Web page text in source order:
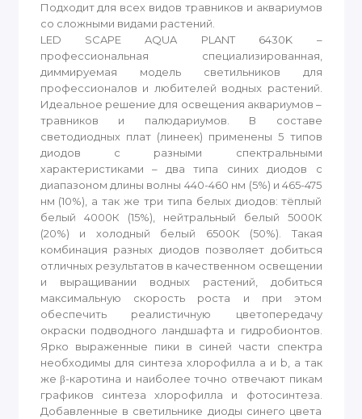
Подходит для всех видов травников и аквариумов
со сложными видами растений.
LED SCAPE AQUA PLANT 6430K –
профессиональная специализированная,
диммируемая модель светильников для
профессионалов и любителей водных растений.
Идеальное решение для освещения аквариумов –
травников и палюдариумов. В составе
светодиодных плат (линеек) применены 5 типов
диодов с разными спектральными
характеристиками – два типа синих диодов с
диапазоном длины волны 440-460 нм (5%) и 465-475
нм (10%), а так же три типа белых диодов: тёплый
белый 4000К (15%), нейтральный белый 5000К
(20%) и холодный белый 6500К (50%). Такая
комбинация разных диодов позволяет добиться
отличных результатов в качественном освещении
и выращивании водных растений, добиться
максимальную скорость роста и при этом
обеспечить реалистичную цветопередачу
окраски подводного ландшафта и гидробионтов.
Ярко выраженные пики в синей части спектра
необходимы для синтеза хлорофилла a и b, а так
же β-каротина и наиболее точно отвечают пикам
графиков синтеза хлорофилла и фотосинтеза.
Добавленные в светильнике диоды синего цвета